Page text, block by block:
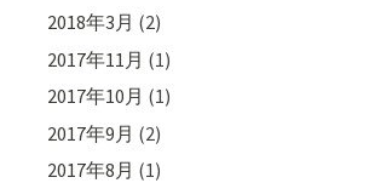
2018年3月 (2)
2017年11月 (1)
2017年10月 (1)
2017年9月 (2)
2017年8月 (1)